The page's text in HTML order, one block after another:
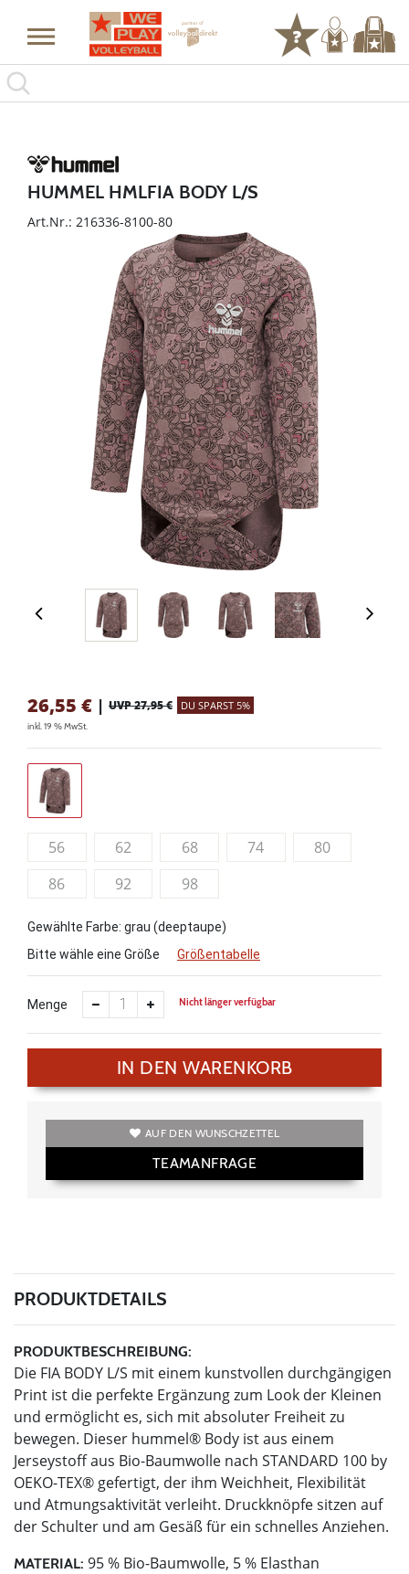
HUMMEL HMLFIA BODY L/S
Art.Nr.: 216336-8100-80
26,55 € | UVP 27,95 € DU SPARST 5%
inkl. 19 % MwSt.
56 62 68 74
80
86
92 98
Gewählte Farbe: grau (deeptaupe)
Bitte wähle eine Größe
Größentabelle
Menge Nicht länger verfügbar
IN DEN WARENKORB
AUF DEN WUNSCHZETTEL
TEAMANFRAGE
PRODUKTDETAILS
PRODUKTBESCHREIBUNG:
Die FIA BODY L/S mit einem kunstvollen durchgängigen
Print ist die perfekte Ergänzung zum Look der Kleinen
und ermöglicht es, sich mit absoluter Freiheit zu
bewegen. Dieser hummel® Body ist aus einem
Jerseystoff aus Bio-Baumwolle nach STANDARD 100 by
OEKO-TEX® gefertigt, der ihm Weichheit, Flexibilität
und Atmungsaktivität verleiht. Druckknöpfe sitzen auf
der Schulter und am Gesäß für ein schnelles Anziehen.
MATERIAL: 95 % Bio-Baumwolle, 5 % Elasthan